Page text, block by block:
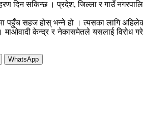
दिन सकिन्छ । प्रदेश, जिल्ला र गाउँ
पहुँच सहज होस् भन्ने हो । त्यसका लागि
माओवादी केन्द्र र नेकासमेतले यसलाई विरोध
WhatsApp